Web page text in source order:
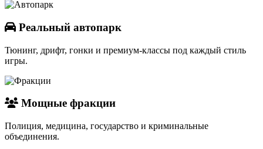
Реальный автопарк
Тюнинг, дрифт, гонки и премиум-классы под каждый стиль
игры.
Мощные фракции
Полиция, медицина, государство и криминальные
объединения.